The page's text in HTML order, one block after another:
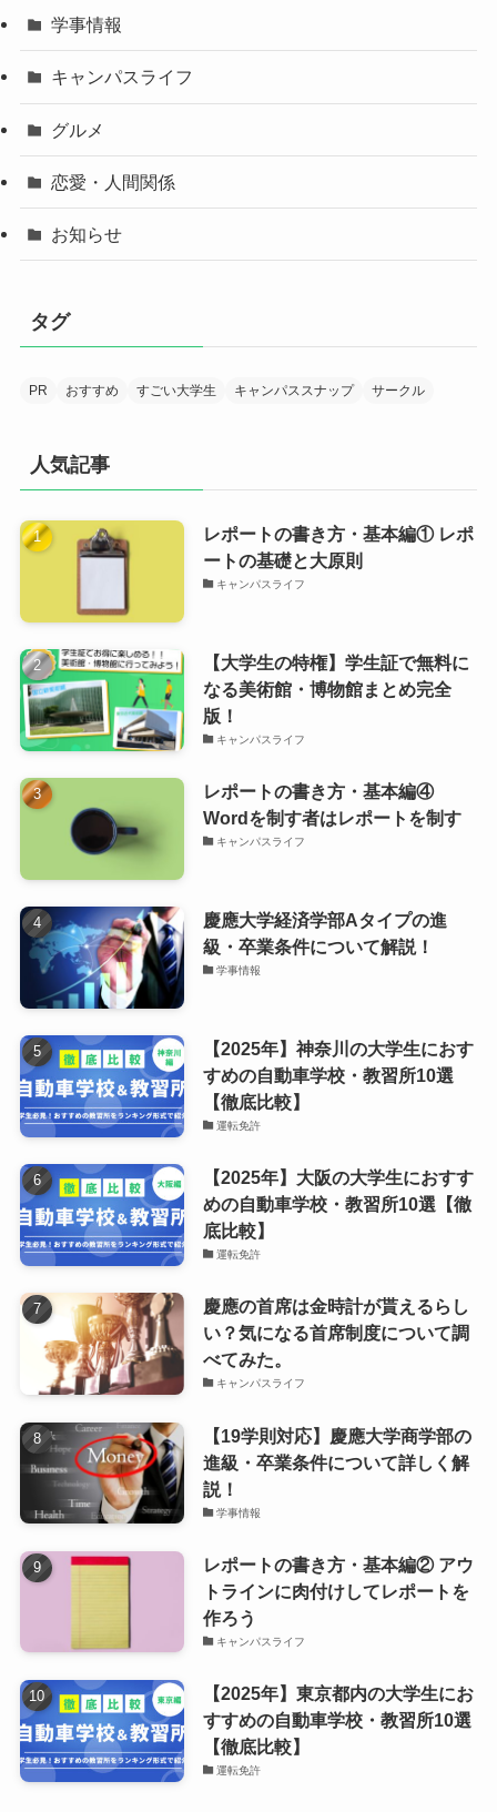
学事情報
キャンパスライフ
グルメ
恋愛・人間関係
お知らせ
タグ
PR おすすめ すごい大学生 キャンパススナップ サークル
人気記事
レポートの書き方・基本編① レポ
ートの基礎と大原則
キャンパスライフ
【大学生の特権】学生証で無料に
なる美術館・博物館まとめ完全
版！
キャンパスライフ
レポートの書き方・基本編④
Wordを制す者はレポートを制す
キャンパスライフ
慶應大学経済学部Aタイプの進
級・卒業条件について解説！
学事情報
【2025年】神奈川の大学生におす
すめの自動車学校・教習所10選
【徹底比較】
運転免許
【2025年】大阪の大学生におすす
めの自動車学校・教習所10選【徹
底比較】
運転免許
慶應の首席は金時計が貰えるらし
い？気になる首席制度について調
べてみた。
キャンパスライフ
【19学則対応】慶應大学商学部の
進級・卒業条件について詳しく解
説！
学事情報
レポートの書き方・基本編② アウ
トラインに肉付けしてレポートを
作ろう
キャンパスライフ
【2025年】東京都内の大学生にお
すすめの自動車学校・教習所10選
【徹底比較】
運転免許